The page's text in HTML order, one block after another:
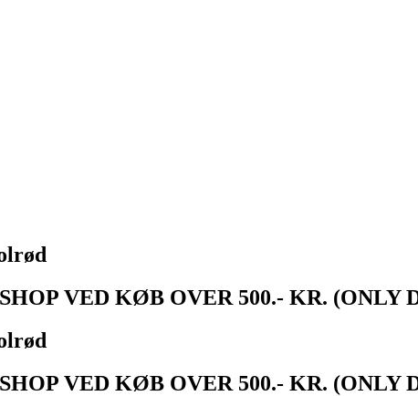
VED KØB OVER 500.- KR. (ONLY
VED KØB OVER 500.- KR. (ONLY